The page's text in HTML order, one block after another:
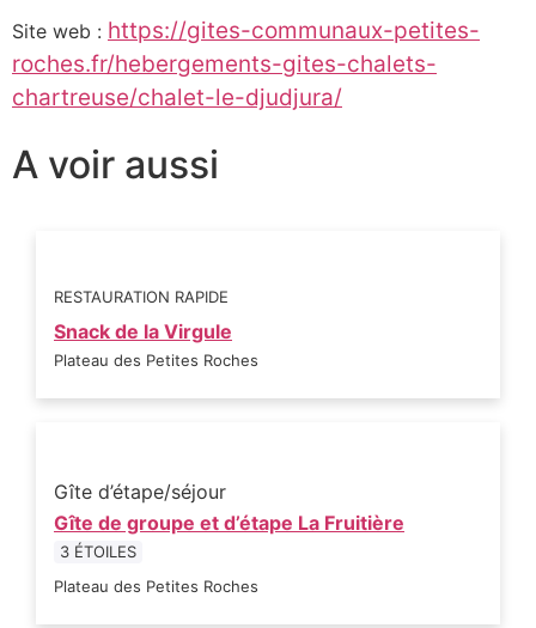
Site web : https://gites-communaux-petites-
roches.fr/hebergements-gites-chalets-
chartreuse/chalet-le-djudjura/
A voir aussi
RESTAURATION RAPIDE
Snack de la Virgule
Plateau des Petites Roches
Gîte d’étape/séjour
Gîte de groupe et d’étape La Fruitière
3 ÉTOILES
Plateau des Petites Roches